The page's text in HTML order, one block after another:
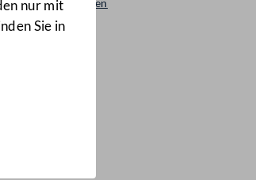
nur mit
Sie in
Beantwortungen
7339/AB